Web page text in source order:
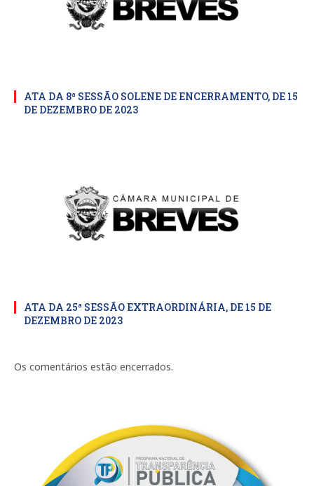
ATA DA 8ª SESSÃO SOLENE DE ENCERRAMENTO, DE 15
DE DEZEMBRO DE 2023
ATA DA 25ª SESSÃO EXTRAORDINÁRIA, DE 15 DE
DEZEMBRO DE 2023
Os comentários estão encerrados.